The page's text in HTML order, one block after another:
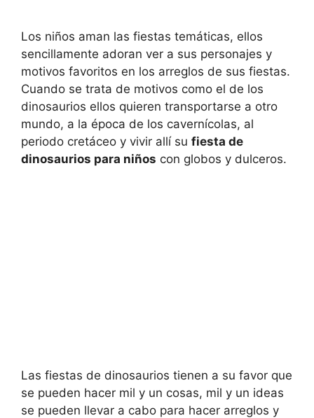
Los niños aman las fiestas temáticas, ellos
sencillamente adoran ver a sus personajes y
motivos favoritos en los arreglos de sus fiestas.
Cuando se trata de motivos como el de los
dinosaurios ellos quieren transportarse a otro
mundo, a la época de los cavernícolas, al
periodo cretáceo y vivir allí su fiesta de
dinosaurios para niños con globos y dulceros.
Las fiestas de dinosaurios tienen a su favor que
se pueden hacer mil y un cosas, mil y un ideas
se pueden llevar a cabo para hacer arreglos y